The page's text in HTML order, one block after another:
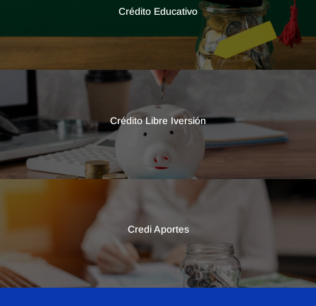
Crédito Educativo
Crédito Libre Iversión
Credi Aportes